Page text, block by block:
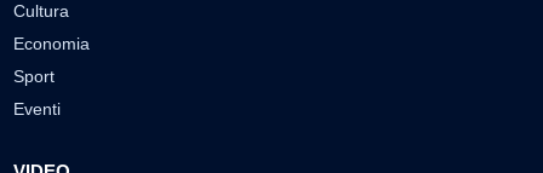
Cultura
Economia
Sport
Eventi